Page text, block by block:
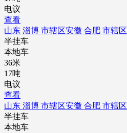
电议
查看
山东 淄博 市辖区安徽 合肥 市辖区
半挂车
本地车
36米
17吨
电议
查看
山东 淄博 市辖区安徽 合肥 市辖区
半挂车
本地车